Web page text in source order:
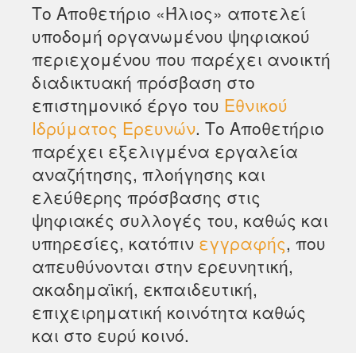
Το Αποθετήριο «Ήλιος» αποτελεί
υποδομή οργανωμένου ψηφιακού
περιεχομένου που παρέχει ανοικτή
διαδικτυακή πρόσβαση στο
επιστημονικό έργο του Εθνικού
Ιδρύματος Ερευνών. Το Αποθετήριο
παρέχει εξελιγμένα εργαλεία
αναζήτησης, πλοήγησης και
ελεύθερης πρόσβασης στις
ψηφιακές συλλογές του, καθώς και
υπηρεσίες, κατόπιν εγγραφής, που
απευθύνονται στην ερευνητική,
ακαδημαϊκή, εκπαιδευτική,
επιχειρηματική κοινότητα καθώς
και στο ευρύ κοινό.